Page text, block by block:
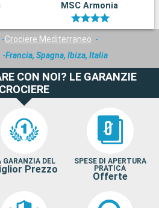
MSC Armonia
Crociere Mediterraneo
Francia, Spagna, Ibiza, Italia
CON NOI? LE GARANZIE
CROCIERE
GARANZIA DEL
Prezzo
SPESE DI APERTURA
PRATICA
Offerte